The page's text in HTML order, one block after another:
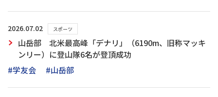
2026.07.02 スポーツ
山岳部 北米最高峰「デナリ」（6190m、旧称マッキ
ンリー）に登山隊6名が登頂成功
#学友会
#山岳部